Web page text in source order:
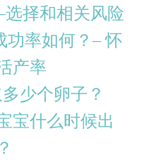
择和相关风险
功率如何？– 怀
产率
少个卵子？
宝什么时候出